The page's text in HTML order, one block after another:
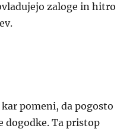
zaloge in hitro
pomeni, da pogosto
dogodke. Ta pristop